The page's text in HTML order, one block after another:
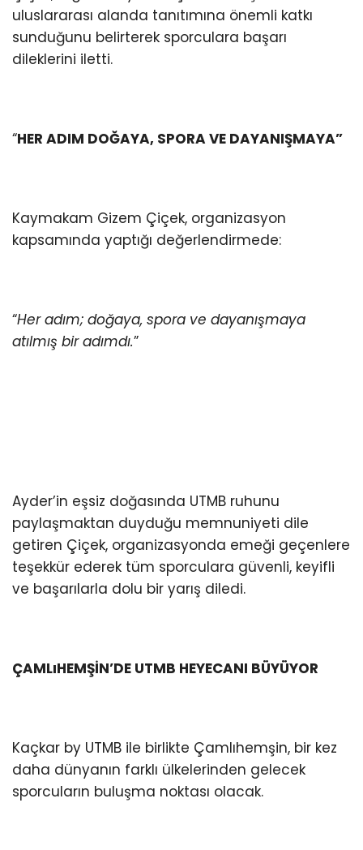
uluslararası alanda tanıtımına önemli katkı
sunduğunu belirterek sporculara başarı
dileklerini iletti.
“HER ADIM DOĞAYA, SPORA VE DAYANIŞMAYA”
Kaymakam Gizem Çiçek, organizasyon
kapsamında yaptığı değerlendirmede:
“Her adım; doğaya, spora ve dayanışmaya
atılmış bir adımdı.”
Ayder’in eşsiz doğasında UTMB ruhunu
paylaşmaktan duyduğu memnuniyeti dile
getiren Çiçek, organizasyonda emeği geçenlere
teşekkür ederek tüm sporculara güvenli, keyifli
ve başarılarla dolu bir yarış diledi.
ÇAMLıHEMŞİN’DE UTMB HEYECANI BÜYÜYOR
Kaçkar by UTMB ile birlikte Çamlıhemşin, bir kez
daha dünyanın farklı ülkelerinden gelecek
sporcuların buluşma noktası olacak.